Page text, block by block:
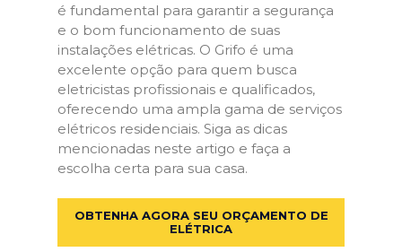
é fundamental para garantir a segurança
e o bom funcionamento de suas
instalações elétricas. O Grifo é uma
excelente opção para quem busca
eletricistas profissionais e qualificados,
oferecendo uma ampla gama de serviços
elétricos residenciais. Siga as dicas
mencionadas neste artigo e faça a
escolha certa para sua casa.
OBTENHA AGORA SEU ORÇAMENTO DE
ELÉTRICA